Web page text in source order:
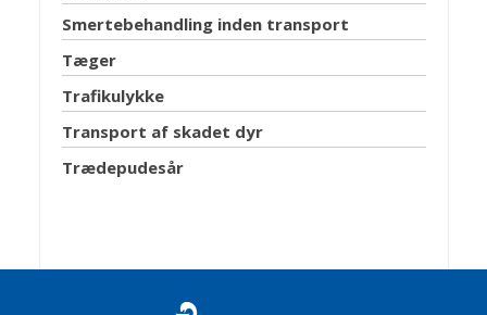
Smertebehandling inden transport
Tæger
Trafikulykke
Transport af skadet dyr
Trædepudesår